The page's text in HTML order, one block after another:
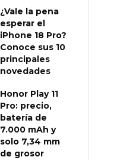
¿Vale la pena
esperar el
iPhone 18 Pro?
Conoce sus 10
principales
novedades
Honor Play 11
Pro: precio,
batería de
7.000 mAh y
solo 7,34 mm
de grosor